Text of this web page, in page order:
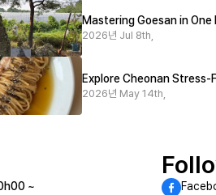
Mastering Goesan in
2026년 Jul 8th,
Explore Cheonan
2026년 May 14th,
~